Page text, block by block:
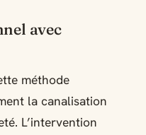
avec
méthode
la canalisation
L’intervention